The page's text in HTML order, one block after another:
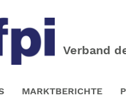
Verband
MARKTBERICHTE